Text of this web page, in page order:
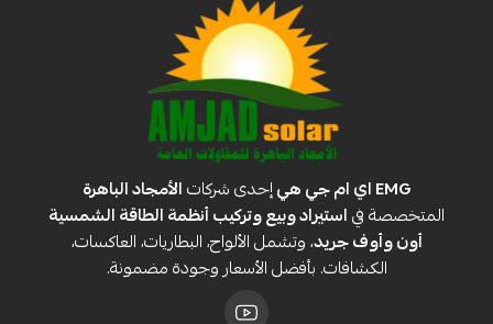
EMG اي ام جي هي إحدى شركاتالأمجاد الباهرة
المتخصصة فياستيراد وبيع وتركيب أنظمة الطاقة الشمسية
أون وأوف جريد، وتشمل الألواح، البطاريات، العاكسات،
الكشافات. بأفضل الأسعار وجودة مضمونة.